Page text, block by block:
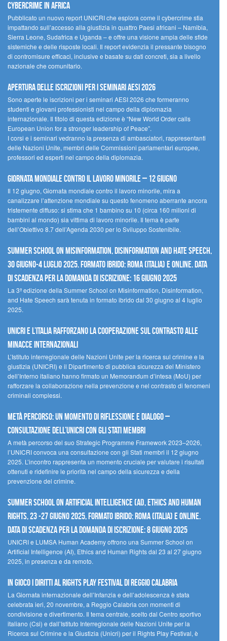
cybercrime in Africa
Pubblicato un nuovo report UNICRI che esplora come il cybercrime stia
impattando sull’accesso alla giustizia in quattro Paesi africani – Namibia,
Sierra Leone, Sudafrica e Uganda – e offre una visione ampia delle sfide
sistemiche e delle risposte locali. Il report evidenzia il pressante bisogno
di contromisure efficaci, inclusive e basate su dati concreti, sia a livello
nazionale che comunitario.
Apertura delle iscrizioni per i seminari AESI 2026
Sono aperte le iscrizioni per i seminari AESI 2026 che formeranno
studenti e giovani professionisti nel campo della diplomazia
internazionale. Il titolo di questa edizione è “New World Order calls
European Union for a stronger leadership of Peace”.
I corsi e i seminari vedranno la presenza di ambasciatori, rappresentanti
delle Nazioni Unite, membri delle Commissioni parlamentari europee,
professori ed esperti nel campo della diplomazia.
Giornata mondiale contro il lavoro minorile – 12 giugno
Il 12 giugno, Giornata mondiale contro il lavoro minorile, mira a
canalizzare l’attenzione mondiale su questo fenomeno aberrante ancora
tristemente diffuso: si stima che 1 bambino su 10 (circa 160 milioni di
bambini al mondo) sia vittima di lavoro minorile. Il tema è parte
dell’Obiettivo 8.7 dell’Agenda 2030 per lo Sviluppo Sostenibile.
Summer School on Misinformation, Disinformation and Hate Speech,
30 giugno-4 luglio 2025. Formato ibrido: Roma (Italia) e online. Data
di scadenza per la domanda di iscrizione: 16 giugno 2025
La 3ª edizione della Summer School on Misinformation, Disinformation,
and Hate Speech sarà tenuta in formato ibrido dal 30 giugno al 4 luglio
2025.
UNICRI e l’Italia rafforzano la cooperazione sul contrasto alle
minacce internazionali
L’Istituto interregionale delle Nazioni Unite per la ricerca sul crimine e la
giustizia (UNICRI) e il Dipartimento di pubblica sicurezza del Ministero
dell’Interno italiano hanno firmato un Memorandum d’intesa (MoU) per
rafforzare la collaborazione nella prevenzione e nel contrasto di fenomeni
criminali complessi.
Metà percorso: un momento di riflessione e dialogo –
Consultazione dell’UNICRI con gli Stati membri
A metà percorso del suo Strategic Programme Framework 2023–2026,
l’UNICRI convoca una consultazione con gli Stati membri il 12 giugno
2025. L’incontro rappresenta un momento cruciale per valutare i risultati
ottenuti e ridefinire le priorità nel campo della sicurezza e della
prevenzione del crimine.
Summer School on Artificial Intelligence (AI), Ethics and Human
Rights, 23 -27 giugno 2025, Formato Ibrido: Roma (Italia) e online.
Data di scadenza per la domanda di iscrizione: 8 giugno 2025
UNICRI e LUMSA Human Academy offrono una Summer School on
Artificial Intelligence (AI), Ethics and Human Rights dal 23 al 27 giugno
2025, in presenza e da remoto.
In gioco i diritti al Rights Play Festival di Reggio Calabria
La Giornata internazionale dell’Infanzia e dell’adolescenza è stata
celebrata ieri, 20 novembre, a Reggio Calabria con momenti di
condivisione e divertimento. Il tema centrale, scelto dal Centro sportivo
italiano (Csi) e dall’Istituto Interregionale delle Nazioni Unite per la
Ricerca sul Crimine e la Giustizia (Unicri) per il Rights Play Festival, è